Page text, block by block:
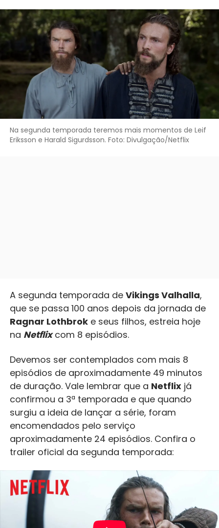
Na segunda temporada teremos mais momentos de Leif
Eriksson e Harald Sigurdsson. Foto: Divulgação/Netflix
A segunda temporada de Vikings Valhalla,
que se passa 100 anos depois da jornada de
Ragnar Lothbrok e seus filhos, estreia hoje
na Netflixcom 8 episódios.
Devemos ser contemplados com mais 8
episódios de aproximadamente 49 minutos
de duração. Vale lembrar que a Netflix já
confirmou a 3ª temporada e que quando
surgiu a ideia de lançar a série, foram
encomendados pelo serviço
aproximadamente 24 episódios. Confira o
trailer oficial da segunda temporada: